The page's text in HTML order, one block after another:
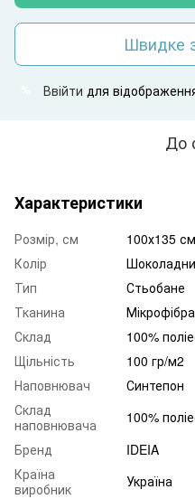
Швидке
Ввійти для
До
Характеристики
Розмір, см
100х135
Колір
Тип
Стьобане
Тканина
Мікрофібра
Склад
100%
Щільність
100 гр/м2
Наповнювач
Синтепон
Склад
наповнювача
100%
Бренд
IDEIA
Країна
виробник
Україна